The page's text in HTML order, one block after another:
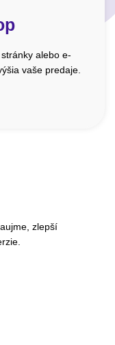
alebo e-
vaše predaje.
zlepší